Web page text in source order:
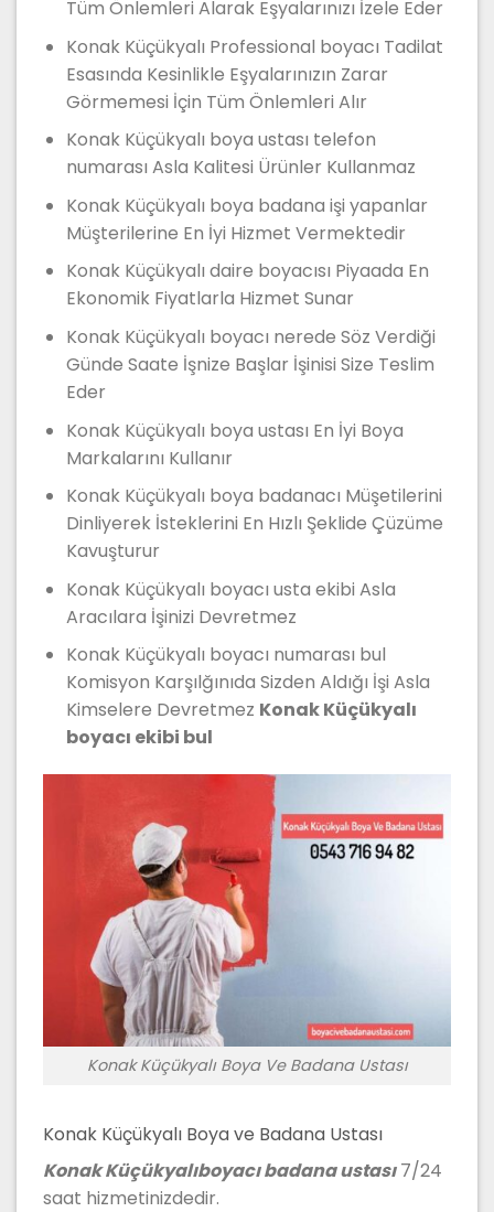
Tüm Önlemleri Alarak Eşyalarınızı İzele Eder
Konak Küçükyalı Professional boyacı Tadilat
Esasında Kesinlikle Eşyalarınızın Zarar
Görmemesi İçin Tüm Önlemleri Alır
Konak Küçükyalı boya ustası telefon
numarası Asla Kalitesi Ürünler Kullanmaz
Konak Küçükyalı boya badana işi yapanlar
Müşterilerine En İyi Hizmet Vermektedir
Konak Küçükyalı daire boyacısı Piyaada En
Ekonomik Fiyatlarla Hizmet Sunar
Konak Küçükyalı boyacı nerede Söz Verdiği
Günde Saate İşnize Başlar İşinisi Size Teslim
Eder
Konak Küçükyalı boya ustası En İyi Boya
Markalarını Kullanır
Konak Küçükyalı boya badanacı Müşetilerini
Dinliyerek İsteklerini En Hızlı Şeklide Çüzüme
Kavuşturur
Konak Küçükyalı boyacı usta ekibi Asla
Aracılara İşinizi Devretmez
Konak Küçükyalı boyacı numarası bul
Komisyon Karşılğınıda Sizden Aldığı İşi Asla
Kimselere Devretmez Konak Küçükyalı
boyacı ekibi bul
Konak Küçükyalı Boya Ve Badana Ustası
Konak Küçükyalı Boya ve Badana Ustası
Konak Küçükyalıboyacı badana ustası 7/24
saat hizmetinizdedir.